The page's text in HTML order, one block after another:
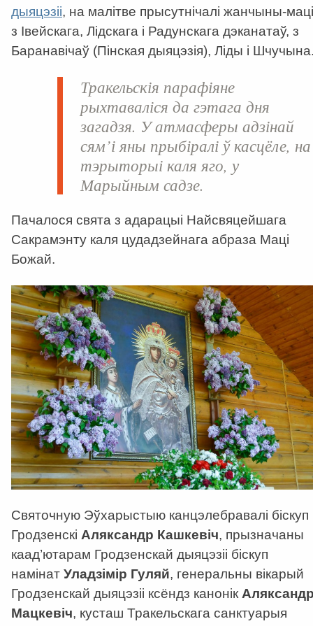
дыяцэзіі, на малітве прысутнічалі жанчыны-маці
з Івейскага, Лідскага і Радунскага дэканатаў, з
Баранавічаў (Пінская дыяцэзія), Ліды і
Тракельскія парафіяне
рыхтаваліся да гэтага дня
загадзя. У атмасферы адзінай
сям’і яны прыбіралі ў касцёле, на
тэрыторыі каля яго, у
Марыйным садзе.
Пачалося свята з адарацыі Найсвяцейшага
Сакрамэнту каля цудадзейнага абраза Маці
Божай.
Святочную Эўхарыстыю канцэлебравалі біскуп
Гродзенскі Аляксандр Кашкевіч, прызначаны
каад’ютарам Гродзенскай дыяцэзіі біскуп
намінат Уладзімір Гуляй, генеральны вікарый
Гродзенскай дыяцэзіі ксёндз канонік
Мацкевіч, кусташ Тракельскага санктуарыя